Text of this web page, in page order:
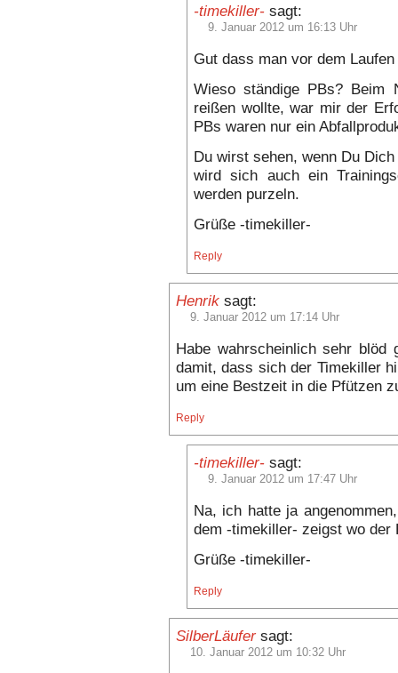
-timekiller- sagt:
9. Januar 2012 um 16:13 Uhr
Gut dass man vor dem
Wieso ständige PBs? Beim
reißen wollte, war mir der
PBs waren nur ein
Du wirst sehen, wenn Du
wird sich auch ein
werden purzeln.
Grüße -timekiller-
Reply
Henrik sagt:
9. Januar 2012 um 17:14 Uhr
Habe wahrscheinlich sehr blöd
damit, dass sich der Timekiller
um eine Bestzeit in die Pfützen
Reply
-timekiller- sagt:
9. Januar 2012 um 17:47 Uhr
Na, ich hatte ja
dem -timekiller- zeigst wo der
Grüße -timekiller-
Reply
SilberLäufer sagt:
10. Januar 2012 um 10:32 Uhr